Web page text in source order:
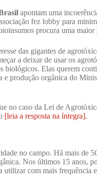
apontam uma
fez lobby para
procura uma maior
das gigantes de
a deixar de usar os
biológicos. Elas querem
e produção orgânica do
no caso da Lei de
[leia a resposta na íntegra].
no campo. Há mais de
Nos últimos 15 anos,
utilizar com mais frequência